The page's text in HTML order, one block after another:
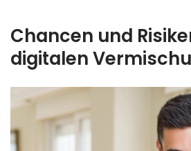
Chancen und
digitalen